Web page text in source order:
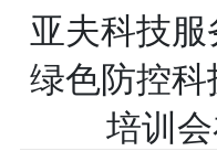
亚夫科技
绿色防控
培训